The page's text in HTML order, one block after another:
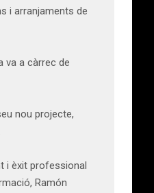
i arranjaments de
va a càrrec de
nou projecte,
i èxit professional
Ramón